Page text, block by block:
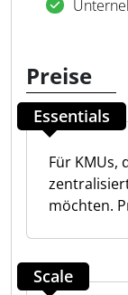
Preise
Essentials
Für KMUs,
möchten.
Scale